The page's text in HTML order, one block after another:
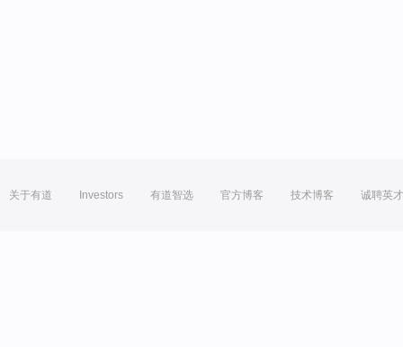
关于有道 Investors 有道智选 官方博客 技术博客 诚聘英才